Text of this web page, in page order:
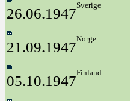
26.06.1947
Sverige
21.09.1947
Norge
05.10.1947
Finland